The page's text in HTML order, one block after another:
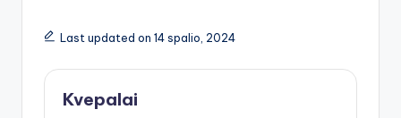
Last updated on 14 spalio, 2024
Kvepalai